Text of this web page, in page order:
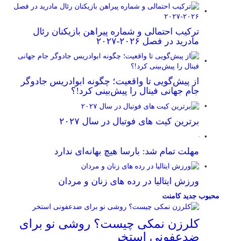
ترکیب احتمالی و شماره پیراهن بازیکنان رئال
مادرید در فصل ۲۰۲۶-۲۰۲۷
از پیش‌گویی تا واقعیت؛ چگونه ابوادریس جادوگر
جام جهانی فینال را پیش‌بینی کرد!؟
برترین کیت های فوتبال در سال ۲۰۲۷
مهلت تمام شد: بارسا هیچ بهانه‌‌ای ندارد
ورزش ایتالیا در رده های زنان و مردان
محبوب جدیدکامنت
کلرزن نمکی چیست؟ روشی نو برای
ضدعفونی استخر